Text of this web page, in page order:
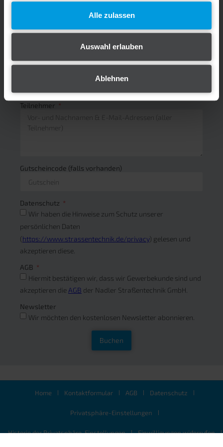
Alle zulassen
Auswahl erlauben
Ablehnen
Seid ihr bereits Nadler Straßentechnik / Nadler Akademie
Kunde?
Ja, wir sind Bestandskunde
Teilnehmer
Gutscheincode (falls vorhanden)
Datenschutz
Wir haben die Hinweise zum Schutz unserer
persönlichen Daten
(https://www.strassentechnik.de/privacy) gelesen und
akzeptieren diese.
AGB
Hiermit bestätigen wir, dass wir Gewerbekunde sind und
akzeptieren die AGB der Nadler Straßentechnik GmbH.
Newsletter
Wir möchten den kostenlosen Newsletter abonnieren.
Buchen
Home Kontaktformular AGB Datenschutz
Privatsphäre-Einstellungen
Historie der Privatsphäre-Einstellungen Einwilligungen widerrufen